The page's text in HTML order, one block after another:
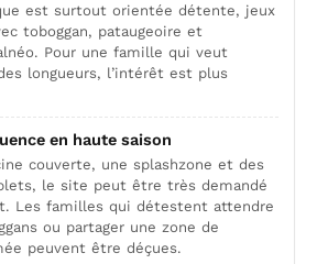
est surtout orientée détente, jeux
toboggan, pataugeoire et
Pour une famille qui veut
longueurs, l’intérêt est plus
en haute saison
couverte, une splashzone et des
le site peut être très demandé
Les familles qui détestent attendre
ou partager une zone de
peuvent être déçues.